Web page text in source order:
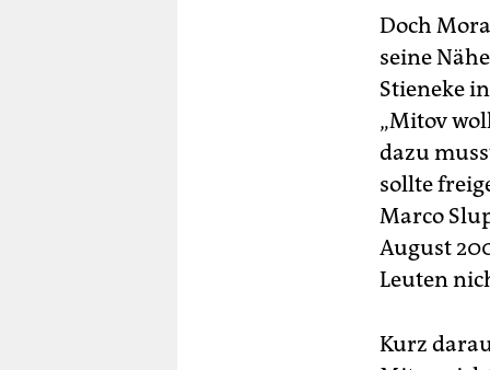
Doch
seine
Stieneke
„Mitov
dazu
sollte
Marco
August
Leuten
Kurz